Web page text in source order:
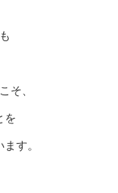
そ、
を
す。